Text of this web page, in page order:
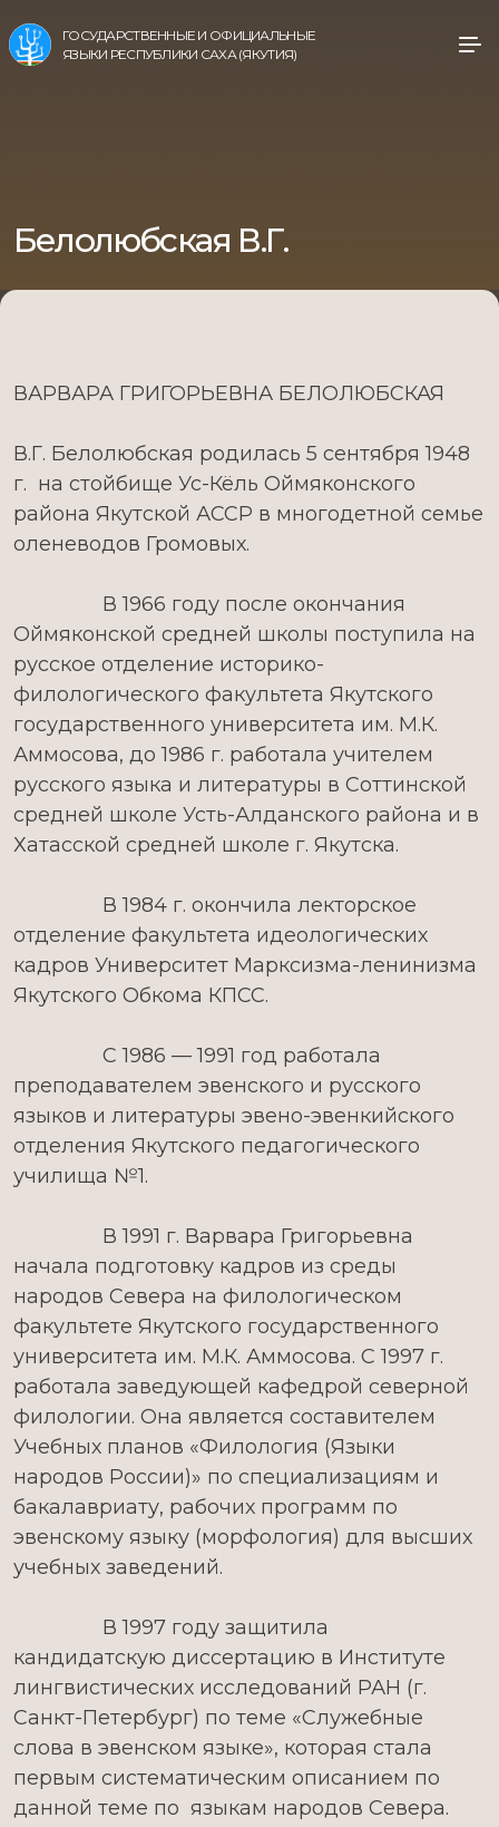
ГОСУДАРСТВЕННЫЕ И ОФИЦИАЛЬНЫЕ
ЯЗЫКИ РЕСПУБЛИКИ САХА (ЯКУТИЯ)
Белолюбская В.Г.
ВАРВАРА ГРИГОРЬЕВНА БЕЛОЛЮБСКАЯ
В.Г. Белолюбская родилась 5 сентября 1948
г. на стойбище Ус-Кёль Оймяконского
района Якутской АССР в многодетной семье
оленеводов Громовых.
В 1966 году после окончания
Оймяконской средней школы поступила на
русское отделение историко-
филологического факультета Якутского
государственного университета им. М.К.
Аммосова, до 1986 г. работала учителем
русского языка и литературы в Соттинской
средней школе Усть-Алданского района и в
Хатасской средней школе г. Якутска.
В 1984 г. окончила лекторское
отделение факультета идеологических
кадров Университет Марксизма-ленинизма
Якутского Обкома КПСС.
С 1986 — 1991 год работала
преподавателем эвенского и русского
языков и литературы эвено-эвенкийского
отделения Якутского педагогического
училища №1.
В 1991 г. Варвара Григорьевна
начала подготовку кадров из среды
народов Севера на филологическом
факультете Якутского государственного
университета им. М.К. Аммосова. С 1997 г.
работала заведующей кафедрой северной
филологии. Она является составителем
Учебных планов «Филология (Языки
народов России)» по специализациям и
бакалавриату, рабочих программ по
эвенскому языку (морфология) для высших
учебных заведений.
В 1997 году защитила
кандидатскую диссертацию в Институте
лингвистических исследований РАН (г.
Санкт-Петербург) по теме «Служебные
слова в эвенском языке», которая стала
первым систематическим описанием по
данной теме по языкам народов Севера.